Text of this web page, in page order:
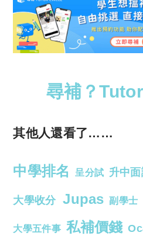
尋補？
其他人還看了……
中學排名 呈分試 升中
大學收分 Jupas 副學士
大學五件事 私補價錢